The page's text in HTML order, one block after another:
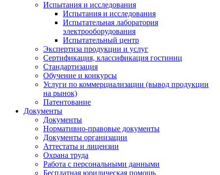
Испытания и исследования
Испытания и исследования
Испытательная лаборатория
электрооборудования
Испытательный центр
Экспертиза продукции и услуг
Сертификация, классификация гостиниц
Стандартизация
Обучение и конкурсы
Услуги по коммерциализации (вывод продукции
на рынок)
Патентование
Документы
Документы
Нормативно-правовые документы
Документы организации
Аттестаты и лицензии
Охрана труда
Работа с персональными данными
Бесплатная юридическая помощь